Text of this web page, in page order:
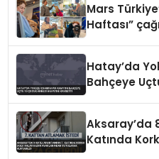
Mars
Haftası”
Hatay’da
Bahçeye
Aksaray’da
Katında